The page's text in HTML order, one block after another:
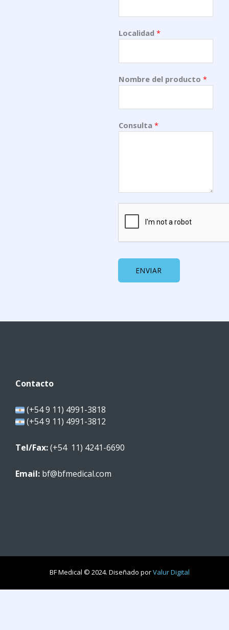
Localidad*
Nombre del producto*
Consulta*
ENVIAR
Contacto
(+54 9 11) 4991-3818
(+54 9 11) 4991-3812
Tel/Fax:(+54 11) 4241-6690
Email: bf@bfmedical.com
BF Medical © 2024. Diseñado porValur Digital